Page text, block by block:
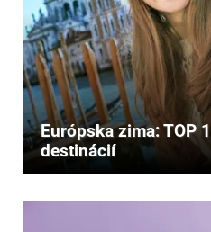
Európska zima: TOP
destinácií